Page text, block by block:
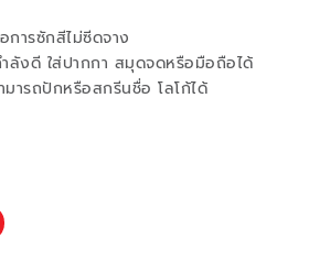
ารซักสีไม่ซีดจาง
ลังดี ใส่ปากกา สมุดจดหรือมือถือได้
ารถปักหรือสกรีนชื่อ โลโก้ได้